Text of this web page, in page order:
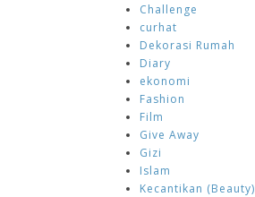
Challenge
curhat
Dekorasi Rumah
Diary
ekonomi
Fashion
Film
Give Away
Gizi
Islam
Kecantikan (Beauty)